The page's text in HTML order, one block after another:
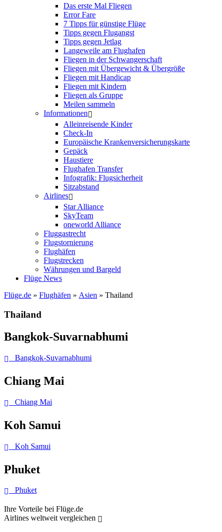
Das erste Mal Fliegen
Error Fare
7 Tipps für günstige Flüge
Tipps gegen Flugangst
Tipps gegen Jetlag
Langeweile am Flughafen
Fliegen in der Schwangerschaft
Fliegen mit Übergewicht & Übergröße
Fliegen mit Handicap
Fliegen mit Kindern
Fliegen als Gruppe
Meilen sammeln
Informationen
Alleinreisende Kinder
Check-In
Europäische Krankenversicherungskarte
Gepäck
Haustiere
Flughafen Transfer
Infografik: Flugsicherheit
Sitzabstand
Airlines
Star Alliance
SkyTeam
oneworld Alliance
Fluggastrecht
Flugstornierung
Flughäfen
Flugstrecken
Währungen und Bargeld
Flüge News
Flüge.de » Flughäfen » Asien » Thailand
Thailand
Bangkok-Suvarnabhumi
Bangkok-Suvarnabhumi
Chiang Mai
Chiang Mai
Koh Samui
Koh Samui
Phuket
Phuket
Ihre Vorteile bei Flüge.de
Airlines weltweit vergleichen